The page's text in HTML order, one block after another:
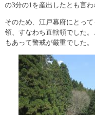
の3分の1を産出したとも言わ
そのため、江戸幕府にとっ
領、すなわち直轄領でした
もあって警戒が厳重でした。